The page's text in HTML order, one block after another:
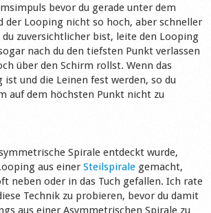
bevor du gerade unter dem
der Looping nicht so hoch, aber schneller
du zuversichtlicher bist, leite den Looping
nach du den tiefsten Punkt verlassen
über den Schirm rollst. Wenn das
ist und die Leinen fest werden, so du
auf dem höchsten Punkt nicht zu
Spirale entdeckt wurde,
aus einerSteilspirale gemacht,
neben oder in das Tuch gefallen. Ich rate
Technik zu probieren, bevor du damit
aus einer Asymmetrischen Spirale zu